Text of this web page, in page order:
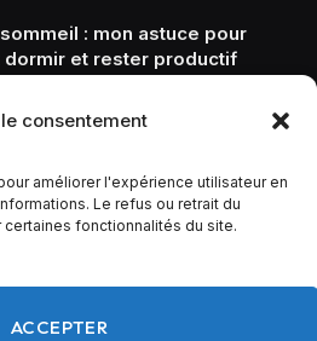
consentement
améliorer l'expérience utilisateur en
Le refus ou retrait du
fonctionnalités du site.
ACCEPTER
: mon astuce pour
dormir et rester productif
(Twitter)